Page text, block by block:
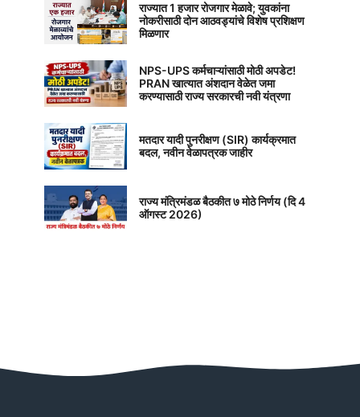
राज्यात 1 हजार रोजगार मेळावे; युवकांना
नोकरीसाठी दोन आठवड्यांचे विशेष प्रशिक्षण
मिळणार
NPS-UPS कर्मचाऱ्यांसाठी मोठी अपडेट!
PRAN खात्यात अंशदान वेळेत जमा
करण्यासाठी राज्य सरकारची नवी यंत्रणा
मतदार यादी पुनरीक्षण (SIR) कार्यक्रमात
बदल, नवीन वेळापत्रक जाहीर
राज्य मंत्रिमंडळ बैठकीत ७ मोठे निर्णय (दि 4
ऑगस्ट 2026)